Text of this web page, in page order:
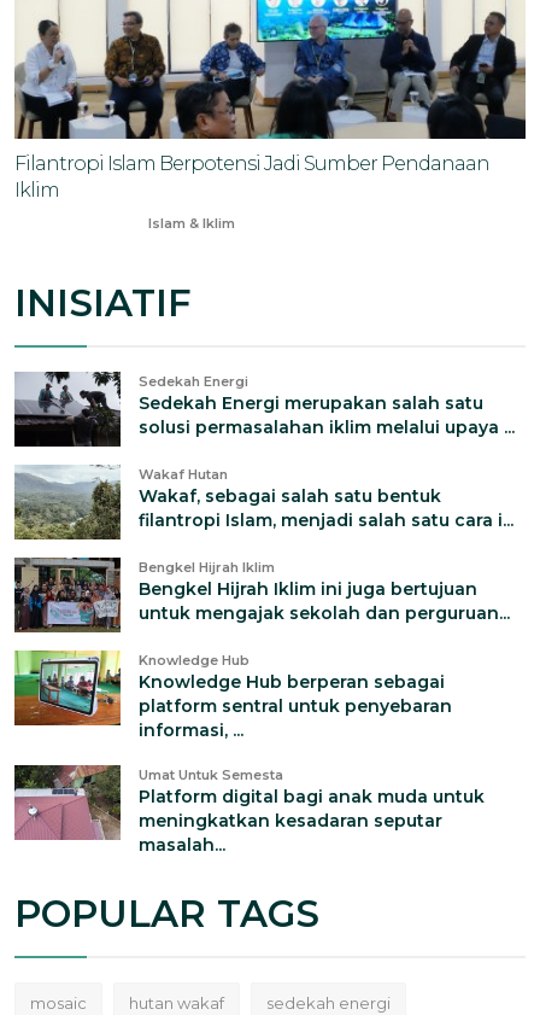
Filantropi Islam Berpotensi Jadi Sumber Pendanaan
Iklim
Islam & Iklim
INISIATIF
Sedekah Energi
Sedekah Energi merupakan salah satu
solusi permasalahan iklim melalui upaya ...
Wakaf Hutan
Wakaf, sebagai salah satu bentuk
filantropi Islam, menjadi salah satu cara i...
Bengkel Hijrah Iklim
Bengkel Hijrah Iklim ini juga bertujuan
untuk mengajak sekolah dan perguruan...
Knowledge Hub
Knowledge Hub berperan sebagai
platform sentral untuk penyebaran
informasi, ...
Umat Untuk Semesta
Platform digital bagi anak muda untuk
meningkatkan kesadaran seputar
masalah...
POPULAR TAGS
mosaic hutan wakaf sedekah energi